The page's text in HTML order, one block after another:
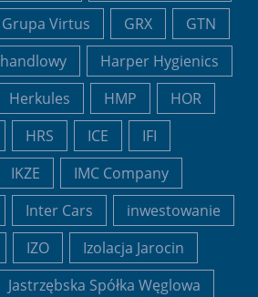
Grupa Virtus GRX
GTN
handlowy
Harper Hygienics
Herkules HMP
HOR
HRS ICE
IFI
IKZE
IMC Company
Inter Cars
inwestowanie
IZO
Izolacja Jarocin
Jastrzębska Spółka Węglowa